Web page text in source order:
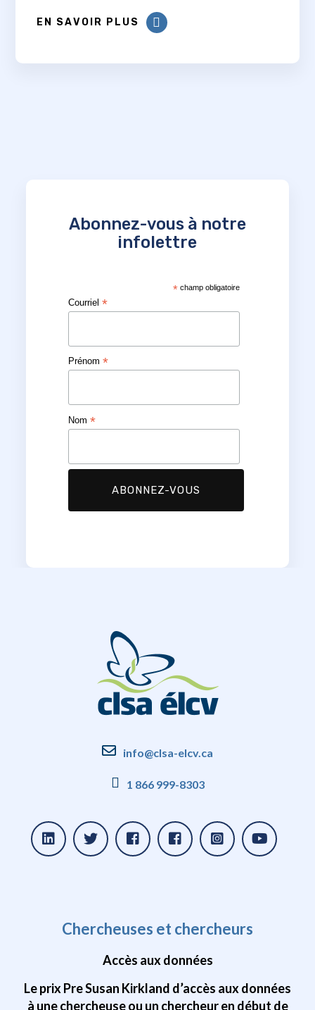
EN SAVOIR PLUS
Abonnez-vous à notre
infolettre
*champ obligatoire
Courriel*
Prénom*
Nom*
info@clsa-elcv.ca
1 866 999-8303
Chercheuses et chercheurs
Accès aux données
Le prix Pre Susan Kirkland d’accès aux données
à une chercheuse ou un chercheur en début de